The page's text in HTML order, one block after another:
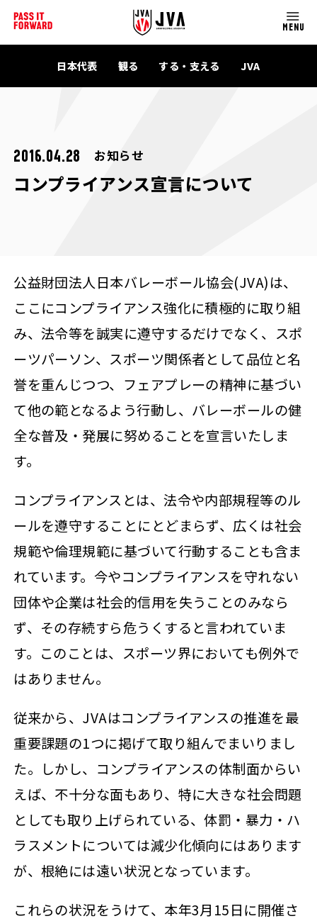
MENU
日本代表 観る する・支える JVA
2016.04.28 お知らせ
コンプライアンス宣言について
公益財団法人日本バレーボール協会(JVA)は、
ここにコンプライアンス強化に積極的に取り組
み、法令等を誠実に遵守するだけでなく、スポ
ーツパーソン、スポーツ関係者として品位と名
誉を重んじつつ、フェアプレーの精神に基づい
て他の範となるよう行動し、バレーボールの健
全な普及・発展に努めることを宣言いたしま
す。
コンプライアンスとは、法令や内部規程等のル
ールを遵守することにとどまらず、広くは社会
規範や倫理規範に基づいて行動することも含ま
れています。今やコンプライアンスを守れない
団体や企業は社会的信用を失うことのみなら
ず、その存続すら危うくすると言われていま
す。このことは、スポーツ界においても例外で
はありません。
従来から、JVAはコンプライアンスの推進を最
重要課題の1つに掲げて取り組んでまいりまし
た。しかし、コンプライアンスの体制面からい
えば、不十分な面もあり、特に大きな社会問題
としても取り上げられている、体罰・暴力・ハ
ラスメントについては減少化傾向にはあります
が、根絶には遠い状況となっています。
これらの状況をうけて、本年3月15日に開催さ